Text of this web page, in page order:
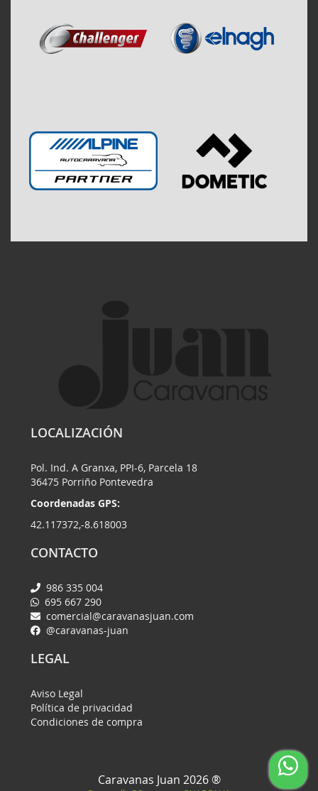
LOCALIZACIÓN
Pol. Ind. A Granxa, PPI-6, Parcela 18
36475 Porriño Pontevedra
Coordenadas GPS:
42.117372,-8.618003
CONTACTO
986 335 004
695 667 290
comercial@caravanasjuan.com
@caravanas-juan
LEGAL
Aviso Legal
Política de privacidad
Condiciones de compra
Caravanas Juan 2026 ®